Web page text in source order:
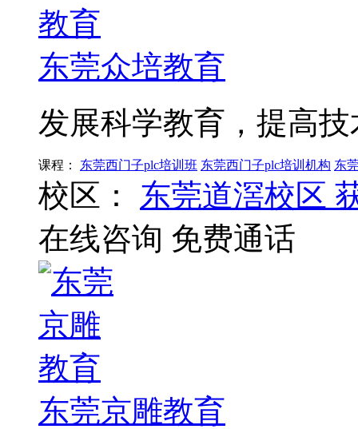
东莞众培教育
发展科学教育，提高
课程： 东莞西门子plc培训班 东莞西门子plc培训机构 东
校区： 东莞道滘校区
在线咨询 免费通话
东莞京雕教育